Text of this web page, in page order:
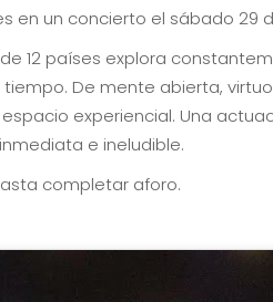
en un concierto el sábado 29
12 países explora
De mente abierta,
experiencial. Una
e ineludible.
completar aforo.